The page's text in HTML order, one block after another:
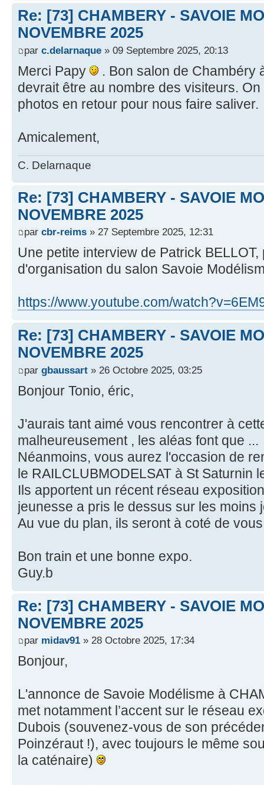
Re: [73] CHAMBERY - SAVOIE
NOVEMBRE 2025
par c.delarnaque » 09 Septembre 2025, 20:13
Merci Papy
. Bon salon de Chambéry
devrait être au nombre des visiteurs. On
photos en retour pour nous faire saliver.
Amicalement,
C. Delarnaque
Re: [73] CHAMBERY - SAVOIE
NOVEMBRE 2025
par cbr-reims » 27 Septembre 2025, 12:31
Une petite interview de Patrick
d'organisation du salon Savoie
https://www.youtube.com/
Re: [73] CHAMBERY - SAVOIE
NOVEMBRE 2025
par gbaussart » 26 Octobre 2025, 03:25
Bonjour Tonio, éric,
J'aurais tant aimé vous rencontrer à
malheureusement , les aléas font que ...
Néanmoins, vous aurez l'occasion de
le RAILCLUBMODELSAT à St Saturnin
Ils apportent un récent réseau
jeunesse a pris le dessus sur les moins
Au vue du plan, ils seront à coté de
Bon train et une bonne expo.
Guy.b
Re: [73] CHAMBERY - SAVOIE
NOVEMBRE 2025
par midav91 » 28 Octobre 2025, 17:34
Bonjour,
L'annonce de Savoie Modélisme à
met notamment l’accent sur le réseau
Dubois (souvenez-vous de son
Poinzéraut !), avec toujours le même
la caténaire)